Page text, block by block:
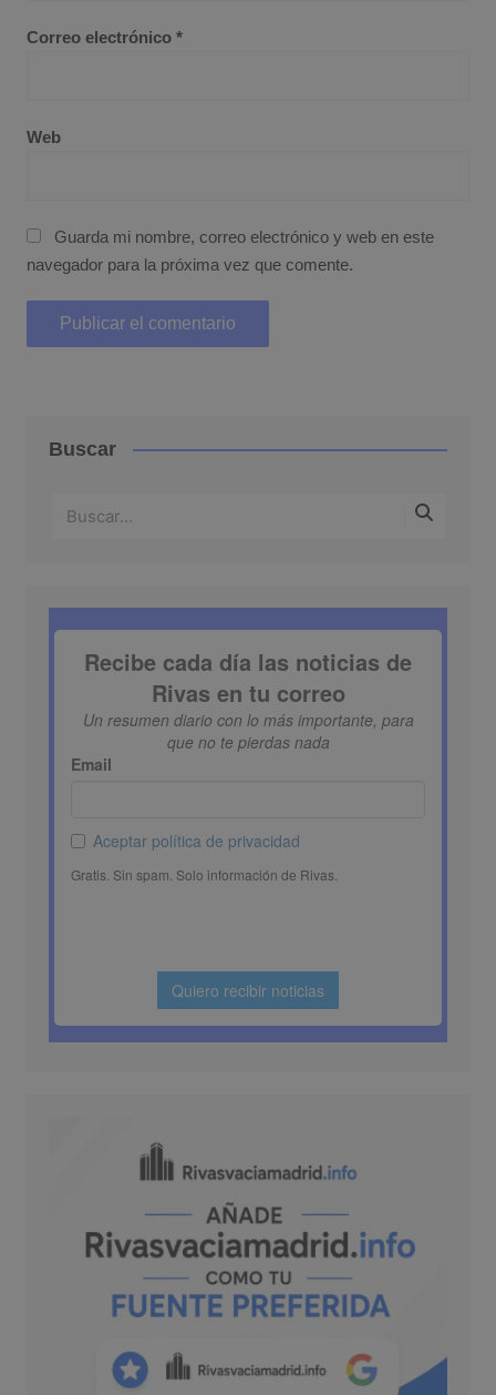
Correo electrónico *
Web
Guarda mi nombre, correo electrónico y web en este
navegador para la próxima vez que comente.
Buscar